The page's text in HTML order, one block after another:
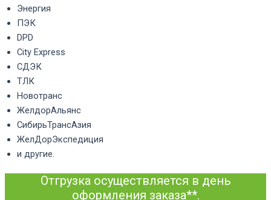
Энергия
ПЭК
DPD
City Express
СДЭК
ТЛК
Новотранс
ЖелдорАльянс
СибирьТрансАзия
ЖелДорЭкспедиция
и другие.
Отгрузка осуществляется в день
оформления заказа**.